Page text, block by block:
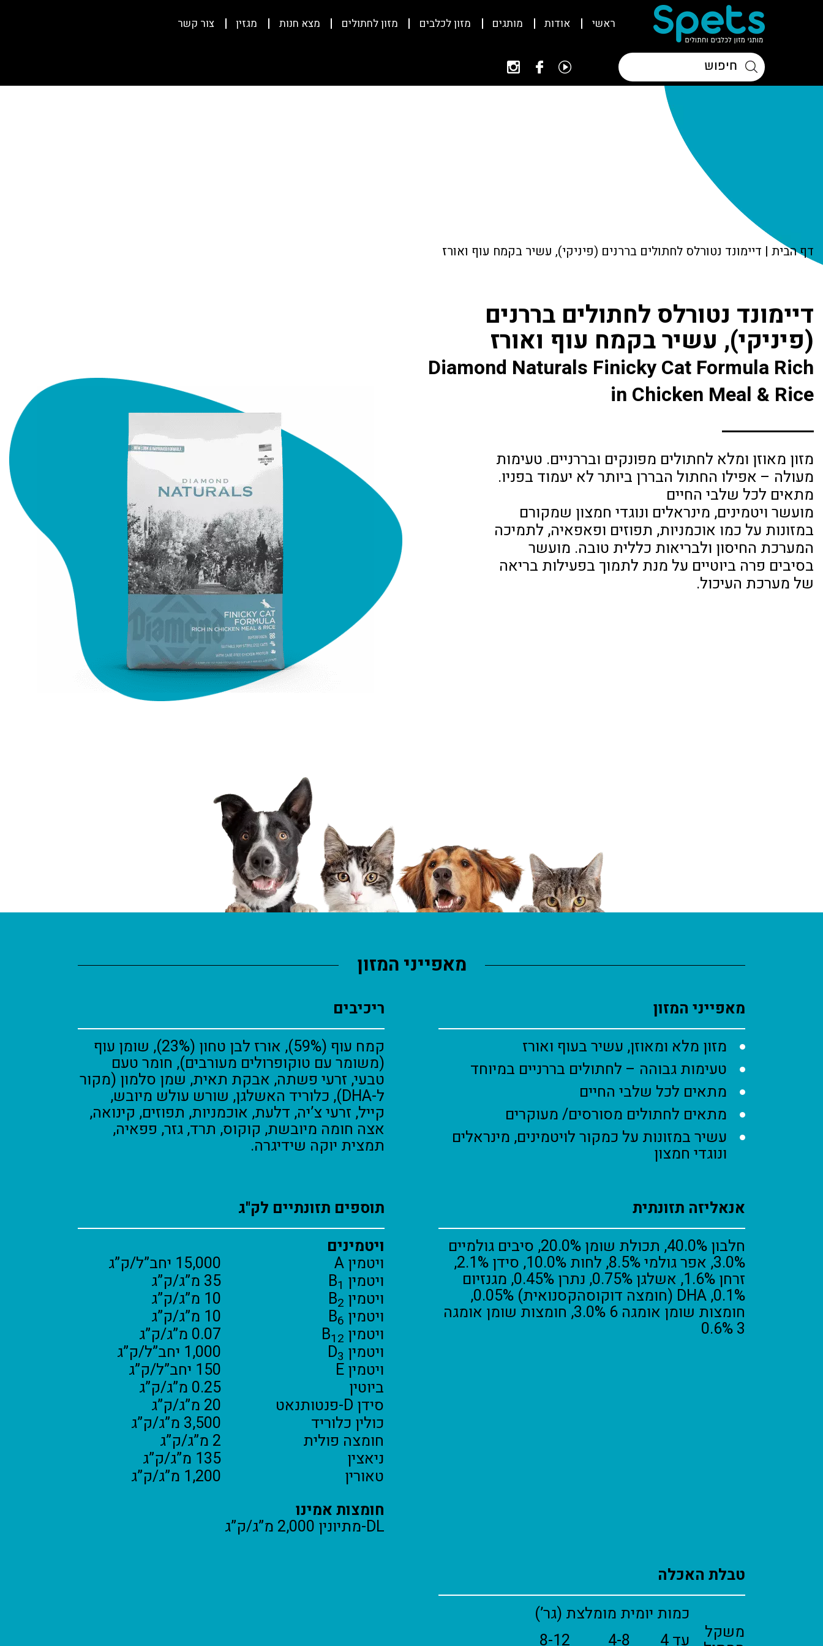
ראשי אודות מותגים מזון לכלבים מזון לחתולים מצא חנות מגזין צור קשר
דף הבית | דיימונד נטורלס לחתולים בררנים (פיניקי), עשיר בקמח עוף ואורז
דיימונד נטורלס לחתולים בררנים
(פיניקי), עשיר בקמח עוף ואורז
Diamond Naturals Finicky Cat Formula Rich
in Chicken Meal & Rice
מזון מאוזן ומלא לחתולים מפונקים ובררניים. טעימות
מעולה – אפילו החתול הבררן ביותר לא יעמוד בפניו.
מתאים לכל שלבי החיים
מועשר ויטמינים, מינראלים ונוגדי חמצון שמקורם
במזונות על כמו אוכמניות, תפוזים ופאפאיה, לתמיכה
המערכת החיסון ולבריאות כללית טובה. מועשר
בסיבים פרה ביוטיים על מנת לתמוך בפעילות בריאה
של מערכת העיכול.
מאפייני המזון
מאפייני המזון
מזון מלא ומאוזן, עשיר בעוף ואורז
טעימות גבוהה – לחתולים בררניים במיוחד
מתאים לכל שלבי החיים
מתאים לחתולים מסורסים/ מעוקרים
עשיר במזונות על כמקור לויטמינים, מינראלים
ונוגדי חמצון
ריכיבים
קמח עוף (59%), אורז לבן טחון (23%), שומן עוף
(משומר עם טוקופרולים מעורבים), חומר טעם
טבעי, זרעי פשתה, אבקת תאית, שמן סלמון (מקור
ל-DHA), כלוריד האשלגן, שורש עולש מיובש,
קייל, זרעי צ’יה, דלעת, אוכמניות, תפוזים, קינואה,
אצה חומה מיובשת, קוקוס, תרד, גזר, פפאיה,
תמצית יוקה שידיגרה.
אנאליזה תזונתית
חלבון 40.0%, תכולת שומן 20.0%, סיבים גולמיים
3.0%, אפר גולמי 8.5%, לחות 10.0%, סידן 2.1%,
זרחן 1.6%, אשלגן 0.75%, נתרן 0.45%, מגנזיום
0.1%, DHA (חומצה דוקוסהקסנואית) 0.05%,
חומצות שומן אומגה 6 3.0%, חומצות שומן אומגה
3 0.6%
תוספים תזונתיים לק"ג
ויטמינים
ויטמין A 15,000 יחב”ל/ק”ג
ויטמין B 1 35 מ”ג/ק”ג
ויטמין B 2 10 מ”ג/ק”ג
ויטמין B 6 10 מ”ג/ק”ג
ויטמין B 12 0.07 מ”ג/ק”ג
ויטמין D 3 1,000 יחב”ל/ק”ג
ויטמין E 150 יחב”ל/ק”ג
ביוטין 0.25 מ”ג/ק”ג
סידן D-פנטותנאט 20 מ”ג/ק”ג
כולין כלוריד 3,500 מ”ג/ק”ג
חומצה פולית 2 מ”ג/ק”ג
ניאצין 135 מ”ג/ק”ג
טאורין
1,200 מ”ג/ק”ג
חומצות אמינו
DL-מתיונין 2,000 מ”ג/ק”ג
טבלת האכלה
כמות יומית מומלצת (גר’)
משקל
עד 4 4-8
8-12